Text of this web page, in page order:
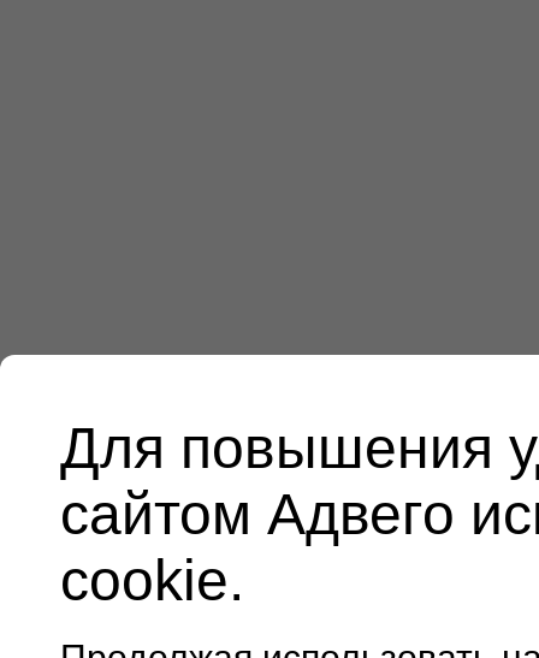
Для повышения
сайтом Адвего
cookie.